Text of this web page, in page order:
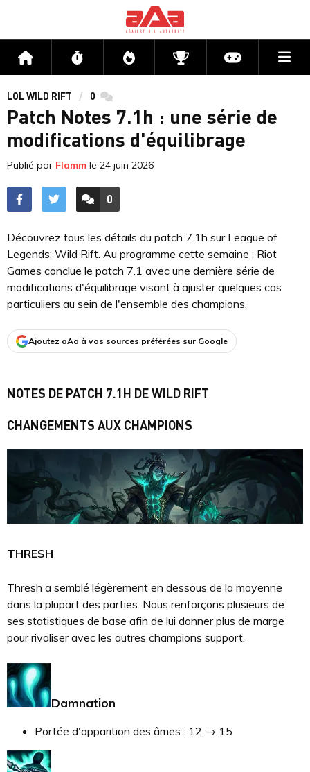
Accueil Flux Directs CompétitionsActu jeux
LOL WILD RIFT 0 commentaires
Patch Notes 7.1h : une série de
modifications d'équilibrage
Publié par Flamm le 24 juin 2026
ACCÉDER AUX
0
COMMENTAIRES
Découvrez tous les détails du patch 7.1h sur League of
Legends: Wild Rift. Au programme cette semaine : Riot
Games conclue le patch 7.1 avec une dernière série de
modifications d'équilibrage visant à ajuster quelques cas
particuliers au sein de l'ensemble des champions.
Ajoutez aAa à vos sources préférées sur Google
NOTES DE PATCH 7.1H DE WILD RIFT
CHANGEMENTS AUX CHAMPIONS
THRESH
Thresh a semblé légèrement en dessous de la moyenne
dans la plupart des parties. Nous renforçons plusieurs de
ses statistiques de base afin de lui donner plus de marge
pour rivaliser avec les autres champions support.
Damnation
Portée d'apparition des âmes : 12 → 15